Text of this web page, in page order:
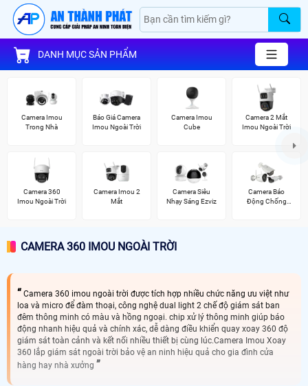
DANH MỤC SẢN PHẨM
Camera Imou
Trong Nhà
Báo Giá Camera
Imou Ngoài Trời
Camera Imou
Cube
Camera 2 Mắt
Imou Ngoài Trời
Camera 360
Imou Ngoài Trời
Camera Imou 2
Mắt
Camera Siêu
Nhạy Sáng Ezviz
Camera Báo
Động Chống
CAMERA 360 IMOU NGOÀI TRỜI
Camera 360 imou ngoài trời được tích hợp nhiều chức năng ưu việt như
loa và micro để đàm thoại, công nghệ dual light 2 chế độ giám sát ban
đêm thông minh có màu và hồng ngoại. chip xử lý thông minh giúp báo
động nhanh hiệu quả và chính xác, dễ dàng điều khiển quay xoay 360 độ
giám sát toàn cảnh và kết nối nhiều thiết bị cùng lúc.Camera Imou Xoay
360 lắp giám sát ngoài trời bảo vệ an ninh hiệu quả cho gia đình cửa
hàng hay nhà xưởng